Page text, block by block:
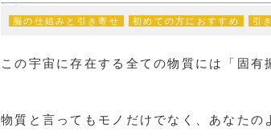
脳の仕組みと引き寄せ 初めての方におすすめ 引
この宇宙に存在する全ての物質には「固有
物質と言ってもモノだけでなく、あなた